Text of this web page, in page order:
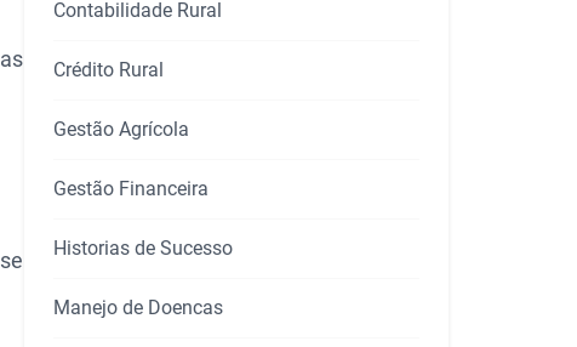
Contabilidade Rural
Crédito Rural
Gestão Agrícola
Gestão Financeira
Historias de Sucesso
Manejo de Doencas